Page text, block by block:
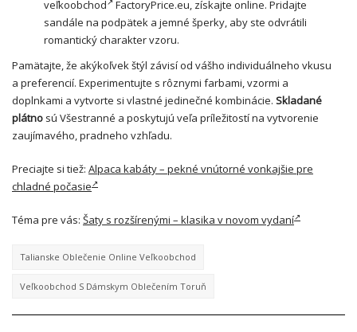
veľkoobchod
FactoryPrice.eu, získajte online. Pridajte
sandále na podpätek a jemné šperky, aby ste odvrátili
romantický charakter vzoru.
Pamätajte, že akýkoľvek štýl závisí od vášho individuálneho vkusu
a preferencií. Experimentujte s rôznymi farbami, vzormi a
doplnkami a vytvorte si vlastné jedinečné kombinácie. Skladané
plátno sú Všestranné a poskytujú veľa príležitostí na vytvorenie
zaujímavého, pradneho vzhľadu.
Preciajte si tiež: Alpaca kabáty – pekné vnútorné vonkajšie pre
chladné počasie
Téma pre vás: Šaty s rozšírenými – klasika v novom vydaní
Talianske Oblečenie Online Veľkoobchod
Veľkoobchod S Dámskym Oblečením Toruň